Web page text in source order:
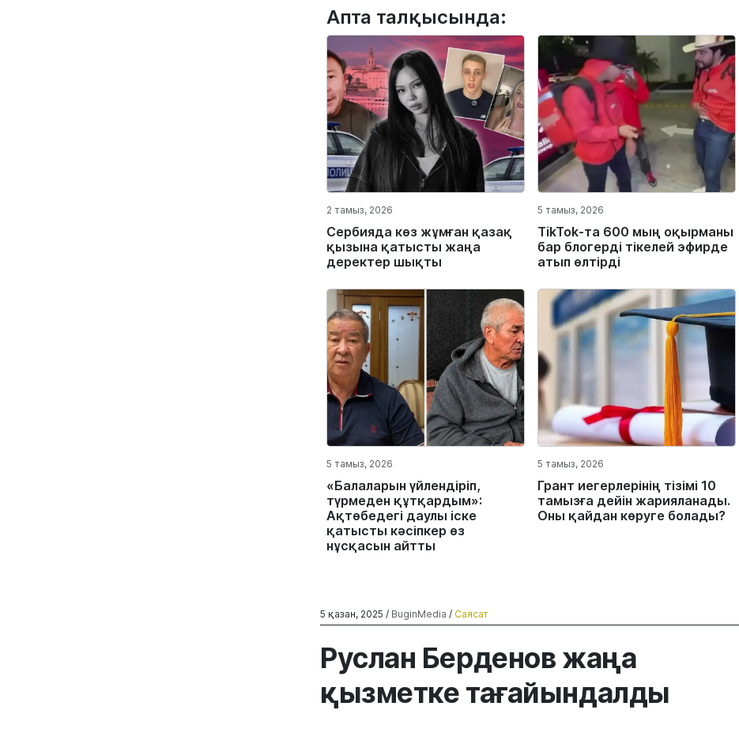
Апта талқысында:
2 тамыз, 2026
Сербияда көз жұмған қазақ
қызына қатысты жаңа
деректер шықты
5 тамыз, 2026
TikTok-та 600 мың оқырманы
бар блогерді тікелей эфирде
атып өлтірді
5 тамыз, 2026
«Балаларын үйлендіріп,
түрмеден құтқардым»:
Ақтөбедегі даулы іске
қатысты кәсіпкер өз
нұсқасын айтты
5 тамыз, 2026
Грант иегерлерінің тізімі 10
тамызға дейін жарияланады.
Оны қайдан көруге болады?
5 қазан, 2025 / BuginMedia / Саясат
Руслан Берденов жаңа
қызметке тағайындалды